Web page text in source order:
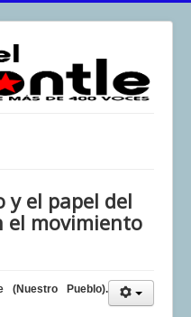
y el papel del
el movimiento
(Nuestro Pueblo).